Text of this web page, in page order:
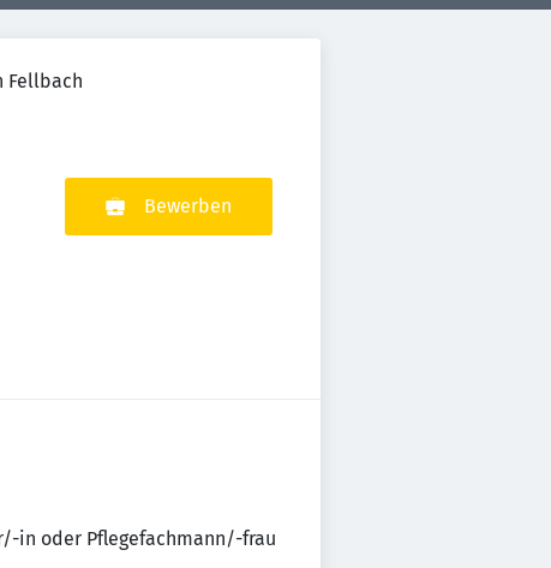
Fellbach
Bewerben
in oder Pflegefachmann/-frau